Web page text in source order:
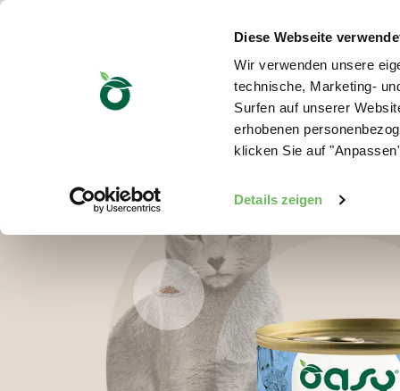
Diese Webseite
Wir verwenden unsere
technische, Marketing-
Surfen auf unserer
erhobenen
klicken Sie auf
Details zeigen